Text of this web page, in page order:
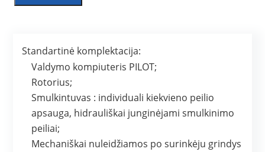
Standartinė komplektacija:
Valdymo kompiuteris PILOT;
Rotorius;
Smulkintuvas : individuali kiekvieno peilio
apsauga, hidrauliškai junginėjami smulkinimo
peiliai;
Mechaniškai nuleidžiamos po surinkėju grindys